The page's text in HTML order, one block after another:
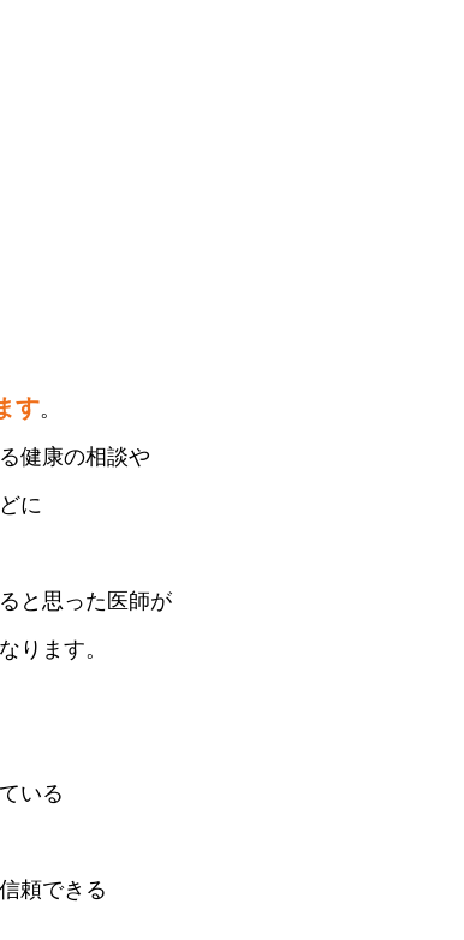
す。
健康の相談や
に
と思った医師が
ります。
いる
頼できる